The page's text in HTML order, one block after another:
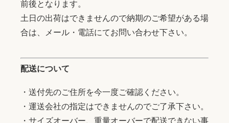
前後となります。
土日の出荷はできませんので納期のご希望がある場
合は、メール・電話にてお問い合わせ下さい。
配送について
・送付先のご住所を今一度ご確認ください。
・運送会社の指定はできませんのでご了承下さい。
・サイズオーバー、重量オーバーで配送できない事